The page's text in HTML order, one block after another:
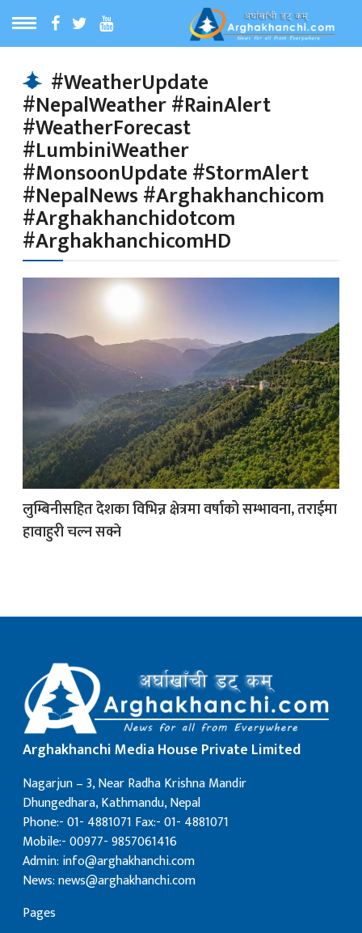
MENU
समाचार
समाचार
समाचार
News
#WeatherUpdate
#NepalWeather #RainAlert
#WeatherForecast
#LumbiniWeather
#MonsoonUpdate #StormAlert
#NepalNews #Arghakhanchicom
#Arghakhanchidotcom
#ArghakhanchicomHD
लुम्बिनीसहित देशका विभिन्न क्षेत्रमा वर्षाको सम्भावना, तराईमा
हावाहुरी चल्न सक्ने
Arghakhanchi Media House Private Limited
Nagarjun – 3, Near Radha Krishna Mandir
Dhungedhara, Kathmandu, Nepal
Phone:- 01- 4881071 Fax:- 01- 4881071
Mobile:- 00977- 9857061416
Admin: info@arghakhanchi.com
News: news@arghakhanchi.com
Pages